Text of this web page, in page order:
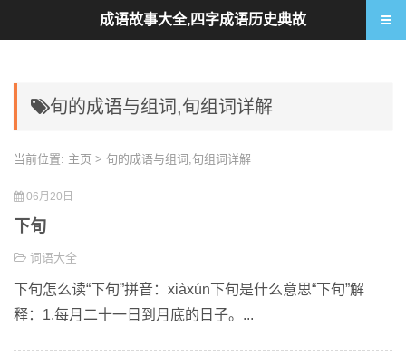
旬的成语与组词,旬组词详解
当前位置: 主页 > 旬的成语与组词,旬组词详解
06月20日
下旬
词语大全
下旬怎么读“下旬”拼音：xiàxún下旬是什么意思“下旬”解
释：1.每月二十一日到月底的日子。...
成语故事大全,四字成语历史典故